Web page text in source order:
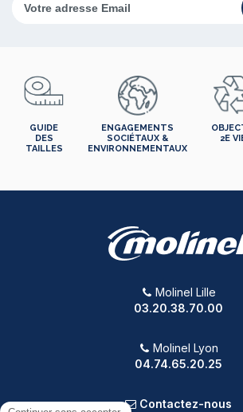
GUIDE
DES
TAILLES
ENGAGEMENTS
SOCIÉTAUX &
ENVIRONNEMENTAUX
2E
Molinel Lille
03.20.38.70.00
Molinel Lyon
04.74.65.20.25
Contactez-nous